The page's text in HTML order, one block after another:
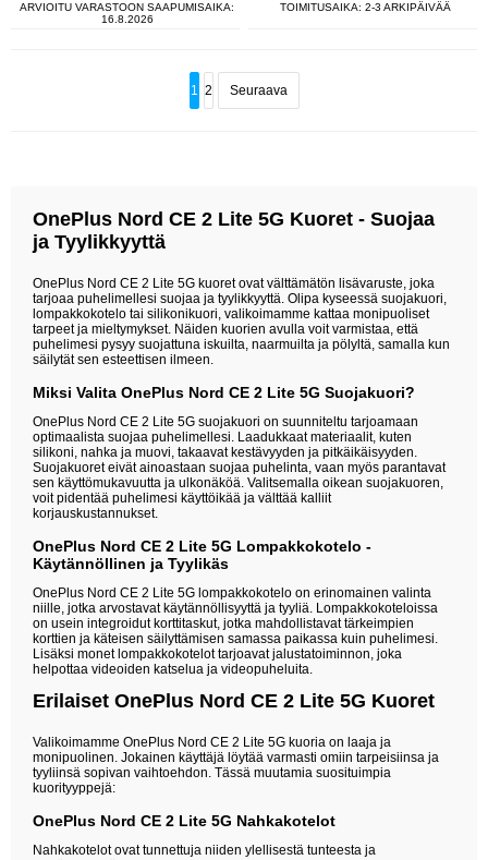
ARVIOITU VARASTOON SAAPUMISAIKA:
16.8.2026
TOIMITUSAIKA: 2-3 ARKIPÄIVÄÄ
1 2 Seuraava
OnePlus Nord CE 2 Lite 5G Kuoret - Suojaa
ja Tyylikkyyttä
OnePlus Nord CE 2 Lite 5G kuoret ovat välttämätön lisävaruste, joka
tarjoaa puhelimellesi suojaa ja tyylikkyyttä. Olipa kyseessä suojakuori,
lompakkokotelo tai silikonikuori, valikoimamme kattaa monipuoliset
tarpeet ja mieltymykset. Näiden kuorien avulla voit varmistaa, että
puhelimesi pysyy suojattuna iskuilta, naarmuilta ja pölyltä, samalla kun
säilytät sen esteettisen ilmeen.
Miksi Valita OnePlus Nord CE 2 Lite 5G Suojakuori?
OnePlus Nord CE 2 Lite 5G suojakuori on suunniteltu tarjoamaan
optimaalista suojaa puhelimellesi. Laadukkaat materiaalit, kuten
silikoni, nahka ja muovi, takaavat kestävyyden ja pitkäikäisyyden.
Suojakuoret eivät ainoastaan suojaa puhelinta, vaan myös parantavat
sen käyttömukavuutta ja ulkonäköä. Valitsemalla oikean suojakuoren,
voit pidentää puhelimesi käyttöikää ja välttää kalliit
korjauskustannukset.
OnePlus Nord CE 2 Lite 5G Lompakkokotelo -
Käytännöllinen ja Tyylikäs
OnePlus Nord CE 2 Lite 5G lompakkokotelo on erinomainen valinta
niille, jotka arvostavat käytännöllisyyttä ja tyyliä. Lompakkokoteloissa
on usein integroidut korttitaskut, jotka mahdollistavat tärkeimpien
korttien ja käteisen säilyttämisen samassa paikassa kuin puhelimesi.
Lisäksi monet lompakkokotelot tarjoavat jalustatoiminnon, joka
helpottaa videoiden katselua ja videopuheluita.
Erilaiset OnePlus Nord CE 2 Lite 5G Kuoret
Valikoimamme OnePlus Nord CE 2 Lite 5G kuoria on laaja ja
monipuolinen. Jokainen käyttäjä löytää varmasti omiin tarpeisiinsa ja
tyyliinsä sopivan vaihtoehdon. Tässä muutamia suosituimpia
kuorityyppejä:
OnePlus Nord CE 2 Lite 5G Nahkakotelot
Nahkakotelot ovat tunnettuja niiden ylellisestä tunteesta ja